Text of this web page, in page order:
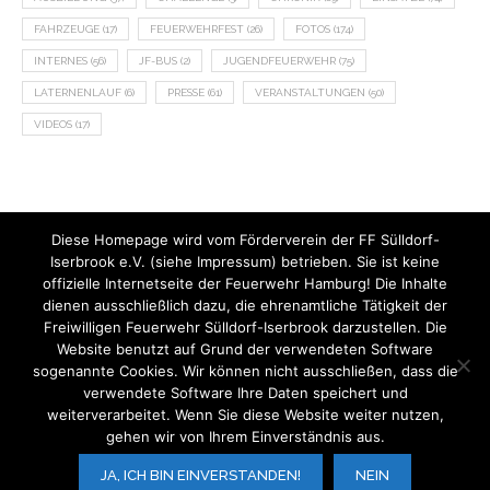
FAHRZEUGE (17) FEUERWEHRFEST (26) FOTOS (174)
INTERNES (56) JF-BUS (2) JUGENDFEUERWEHR (75)
LATERNENLAUF (6) PRESSE (61) VERANSTALTUNGEN (50)
VIDEOS (17)
V.i.S.d.P.:Der Förderverein der FF Sülldorf-Iserbrook e.V.
Diese Homepage wird vom Förderverein der FF Sülldorf-
Iserbrook e.V. (siehe Impressum) betrieben. Sie ist keine
offizielle Internetseite der Feuerwehr Hamburg! Die Inhalte
dienen ausschließlich dazu, die ehrenamtliche Tätigkeit der
Freiwilligen Feuerwehr Sülldorf-Iserbrook darzustellen. Die
Website benutzt auf Grund der verwendeten Software
sogenannte Cookies. Wir können nicht ausschließen, dass die
verwendete Software Ihre Daten speichert und
weiterverarbeitet. Wenn Sie diese Website weiter nutzen,
gehen wir von Ihrem Einverständnis aus.
JA, ICH BIN EINVERSTANDEN! NEIN